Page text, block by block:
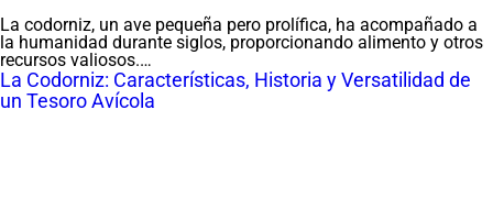
La codorniz, un ave pequeña pero prolífica, ha acompañado a
la humanidad durante siglos, proporcionando alimento y otros
recursos valiosos.…
La Codorniz: Características, Historia y Versatilidad de
un Tesoro Avícola